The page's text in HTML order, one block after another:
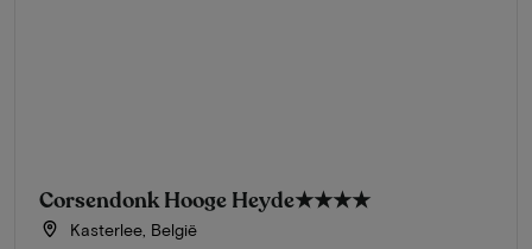
Corsendonk Hooge Heyde★★★★
Kasterlee, België